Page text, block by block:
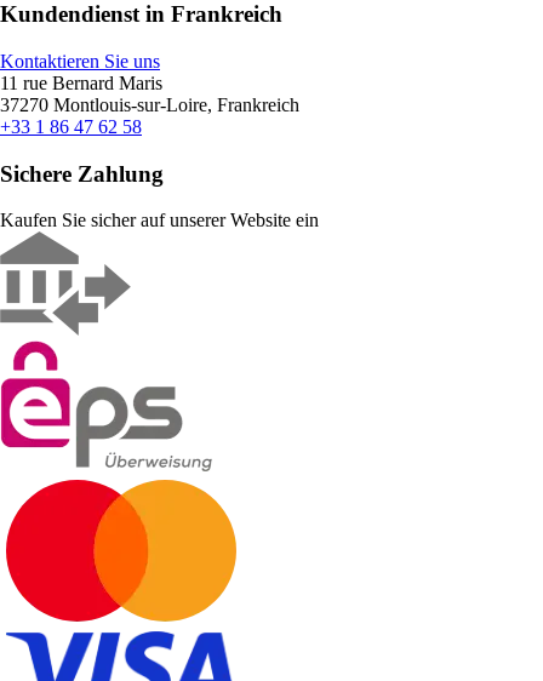
Kundendienst in Frankreich
Kontaktieren Sie uns
11 rue Bernard Maris
37270 Montlouis-sur-Loire, Frankreich
+33 1 86 47 62 58
Sichere Zahlung
Kaufen Sie sicher auf unserer Website ein